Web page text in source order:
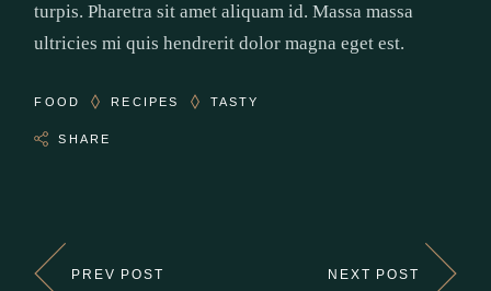
turpis. Pharetra sit amet aliquam id. Massa massa
ultricies mi quis hendrerit dolor magna eget est.
FOOD RECIPES TASTY
SHARE
PREV POST NEXT POST